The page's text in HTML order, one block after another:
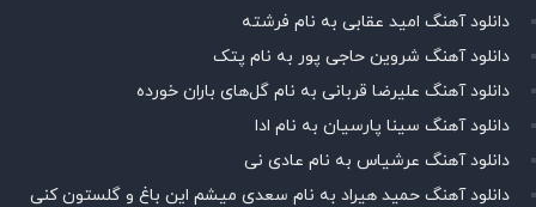
دانلود آهنگ امید عقابی به نام فرشته
دانلود آهنگ شروین حاجی پور به نام پتک
دانلود آهنگ علیرضا قربانی به نام گل‌های باران خورده
دانلود آهنگ سینا پارسیان به نام ادا
دانلود آهنگ عرشیاس به نام عادی نی
دانلود آهنگ حمید هیراد به نام سعدی میشم این باغ و گلستون کنی